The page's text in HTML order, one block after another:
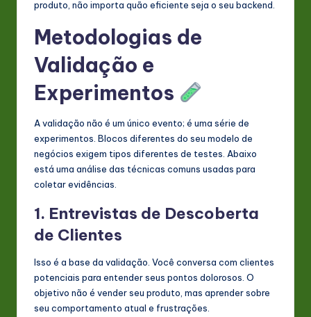
produto, não importa quão eficiente seja o seu backend.
Metodologias de
Validação e
Experimentos
A validação não é um único evento; é uma série de
experimentos. Blocos diferentes do seu modelo de
negócios exigem tipos diferentes de testes. Abaixo
está uma análise das técnicas comuns usadas para
coletar evidências.
1. Entrevistas de Descoberta
de Clientes
Isso é a base da validação. Você conversa com clientes
potenciais para entender seus pontos dolorosos. O
objetivo não é vender seu produto, mas aprender sobre
seu comportamento atual e frustrações.